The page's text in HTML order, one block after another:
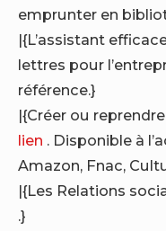
emprunter en
|{L’assistant
lettres pour
référence.}
|{Créer ou
lien . Disponible à
Amazon, Fnac,
|{Les Relations
.}